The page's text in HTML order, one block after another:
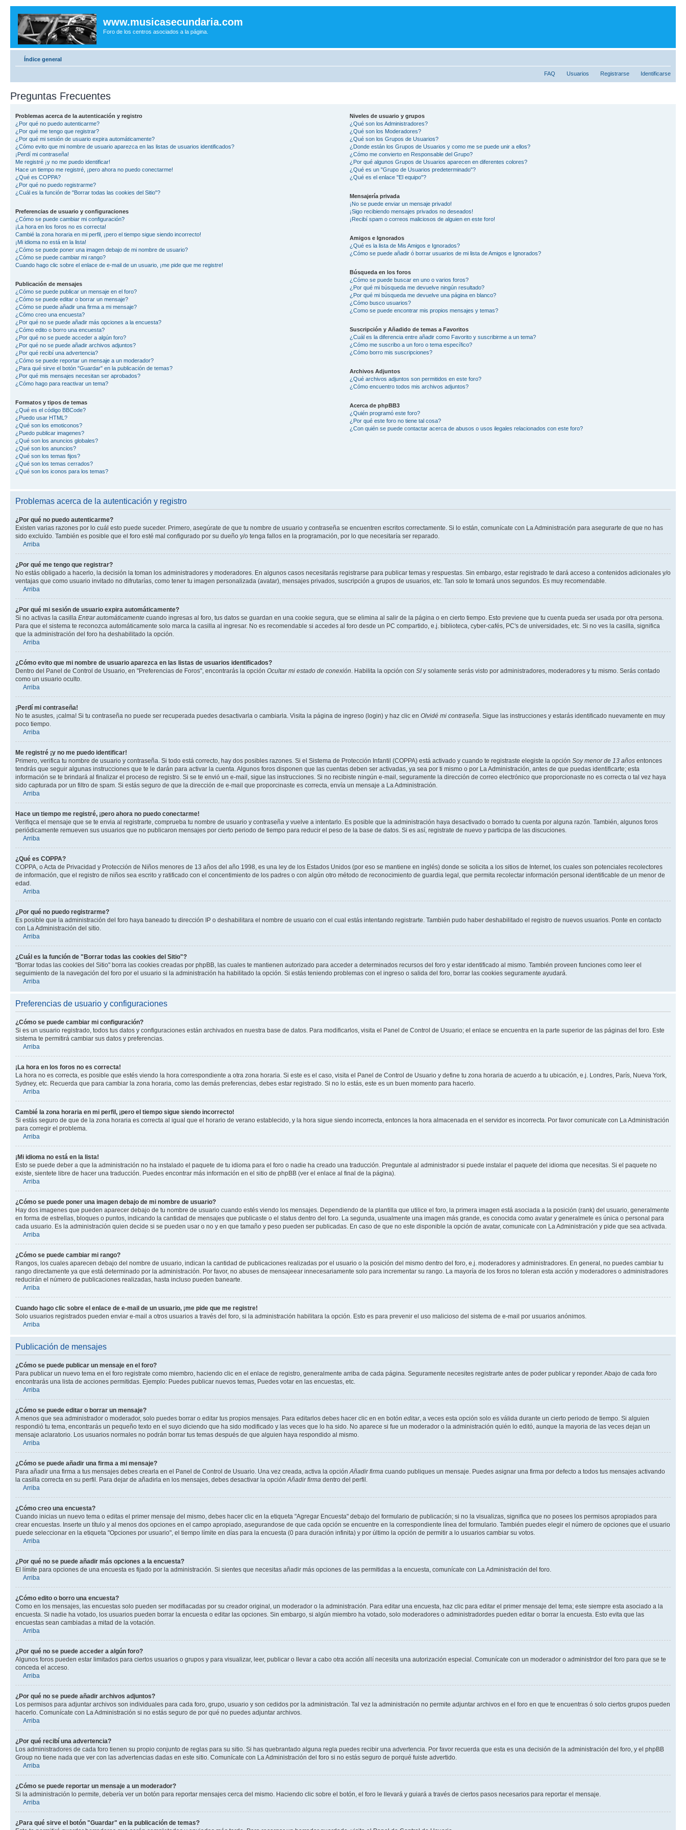
www.musicasecundaria.com
Foro de los centros asociados a la página.
Índice general
FAQ Usuarios Registrarse Identificarse
Preguntas Frecuentes
Problemas acerca de la autenticación y registro
¿Por qué no puedo autenticarme?
¿Por qué me tengo que registrar?
¿Por qué mi sesión de usuario expira automáticamente?
¿Cómo evito que mi nombre de usuario aparezca en las listas de usuarios identificados?
¡Perdí mi contraseña!
Me registré ¡y no me puedo identificar!
Hace un tiempo me registré, ¡pero ahora no puedo conectarme!
¿Qué es COPPA?
¿Por qué no puedo registrarme?
¿Cuál es la función de "Borrar todas las cookies del Sitio"?
Preferencias de usuario y configuraciones
¿Cómo se puede cambiar mi configuración?
¡La hora en los foros no es correcta!
Cambié la zona horaria en mi perfil, ¡pero el tiempo sigue siendo incorrecto!
¡Mi idioma no está en la lista!
¿Cómo se puede poner una imagen debajo de mi nombre de usuario?
¿Cómo se puede cambiar mi rango?
Cuando hago clic sobre el enlace de e-mail de un usuario, ¡me pide que me registre!
Publicación de mensajes
¿Cómo se puede publicar un mensaje en el foro?
¿Cómo se puede editar o borrar un mensaje?
¿Cómo se puede añadir una firma a mi mensaje?
¿Cómo creo una encuesta?
¿Por qué no se puede añadir más opciones a la encuesta?
¿Cómo edito o borro una encuesta?
¿Por qué no se puede acceder a algún foro?
¿Por qué no se puede añadir archivos adjuntos?
¿Por qué recibí una advertencia?
¿Cómo se puede reportar un mensaje a un moderador?
¿Para qué sirve el botón "Guardar" en la publicación de temas?
¿Por qué mis mensajes necesitan ser aprobados?
¿Cómo hago para reactivar un tema?
Formatos y tipos de temas
¿Qué es el código BBCode?
¿Puedo usar HTML?
¿Qué son los emoticonos?
¿Puedo publicar imagenes?
¿Qué son los anuncios globales?
¿Qué son los anuncios?
¿Qué son los temas fijos?
¿Qué son los temas cerrados?
¿Qué son los iconos para los temas?
Niveles de usuario y grupos
¿Qué son los Administradores?
¿Qué son los Moderadores?
¿Qué son los Grupos de Usuarios?
¿Donde están los Grupos de Usuarios y como me se puede unir a ellos?
¿Cómo me convierto en Responsable del Grupo?
¿Por qué algunos Grupos de Usuarios aparecen en diferentes colores?
¿Qué es un "Grupo de Usuarios predeterminado"?
¿Qué es el enlace "El equipo"?
Mensajería privada
¡No se puede enviar un mensaje privado!
¡Sigo recibiendo mensajes privados no deseados!
¡Recibí spam o correos maliciosos de alguien en este foro!
Amigos e Ignorados
¿Qué es la lista de Mis Amigos e Ignorados?
¿Cómo se puede añadir ó borrar usuarios de mi lista de Amigos e Ignorados?
Búsqueda en los foros
¿Cómo se puede buscar en uno o varios foros?
¿Por qué mi búsqueda me devuelve ningún resultado?
¿Por qué mi búsqueda me devuelve una página en blanco?
¿Cómo busco usuarios?
¿Como se puede encontrar mis propios mensajes y temas?
Suscripción y Añadido de temas a Favoritos
¿Cuál es la diferencia entre añadir como Favorito y suscribirme a un tema?
¿Cómo me suscribo a un foro o tema específico?
¿Cómo borro mis suscripciones?
Archivos Adjuntos
¿Qué archivos adjuntos son permitidos en este foro?
¿Cómo encuentro todos mis archivos adjuntos?
Acerca de phpBB3
¿Quién programó este foro?
¿Por qué este foro no tiene tal cosa?
¿Con quién se puede contactar acerca de abusos o usos ilegales relacionados con este foro?
Problemas acerca de la autenticación y registro
¿Por qué no puedo autenticarme?
Existen varias razones por lo cuál esto puede suceder. Primero, asegúrate de que tu nombre de usuario y contraseña se encuentren escritos correctamente. Si lo están, comunícate con La Administración para asegurarte de que no has
sido excluído. También es posible que el foro esté mal configurado por su dueño y/o tenga fallos en la programación, por lo que necesitaría ser reparado.
Arriba
¿Por qué me tengo que registrar?
No estás obligado a hacerlo, la decisión la toman los administradores y moderadores. En algunos casos necesitarás registrarse para publicar temas y respuestas. Sin embargo, estar registrado te dará acceso a contenidos adicionales y/o
ventajas que como usuario invitado no difrutarías, como tener tu imagen personalizada (avatar), mensajes privados, suscripción a grupos de usuarios, etc. Tan solo te tomará unos segundos. Es muy recomendable.
Arriba
¿Por qué mi sesión de usuario expira automáticamente?
Si no activas la casilla Entrar automáticamente cuando ingresas al foro, tus datos se guardan en una cookie segura, que se elimina al salir de la página o en cierto tiempo. Esto previene que tu cuenta pueda ser usada por otra persona.
Para que el sistema te reconozca automáticamente solo marca la casilla al ingresar. No es recomendable si accedes al foro desde un PC compartido, e.j. biblioteca, cyber-cafés, PC's de universidades, etc. Si no ves la casilla, significa
que la administración del foro ha deshabilitado la opción.
Arriba
¿Cómo evito que mi nombre de usuario aparezca en las listas de usuarios identificados?
Dentro del Panel de Control de Usuario, en "Preferencias de Foros", encontrarás la opción Ocultar mi estado de conexión. Habilita la opción con SI y solamente serás visto por administradores, moderadores y tu mismo. Serás contado
como un usuario oculto.
Arriba
¡Perdí mi contraseña!
No te asustes, ¡calma! Si tu contraseña no puede ser recuperada puedes desactivarla o cambiarla. Visita la página de ingreso (login) y haz clic en Olvidé mi contraseña. Sigue las instrucciones y estarás identificado nuevamente en muy
poco tiempo.
Arriba
Me registré ¡y no me puedo identificar!
Primero, verifica tu nombre de usuario y contraseña. Si todo está correcto, hay dos posibles razones. Si el Sistema de Protección Infantil (COPPA) está activado y cuando te registraste elegiste la opción Soy menor de 13 años entonces
tendrás que seguir algunas instrucciones que te le darán para activar la cuenta. Algunos foros disponen que las cuentas deben ser activadas, ya sea por ti mismo o por La Administración, antes de que puedas identificarte; esta
información se te brindará al finalizar el proceso de registro. Si se te envió un e-mail, sigue las instrucciones. Si no recibiste ningún e-mail, seguramente la dirección de correo electrónico que proporcionaste no es correcta o tal vez haya
sido capturada por un filtro de spam. Si estás seguro de que la dirección de e-mail que proporcinaste es correcta, envía un mensaje a La Administración.
Arriba
Hace un tiempo me registré, ¡pero ahora no puedo conectarme!
Verifiqca el mensaje que se te envia al registrarte, comprueba tu nombre de usuario y contraseña y vuelve a intentarlo. Es posible que la administración haya desactivado o borrado tu cuenta por alguna razón. También, algunos foros
periódicamente remueven sus usuarios que no publicaron mensajes por cierto periodo de tiempo para reducir el peso de la base de datos. Si es así, registrate de nuevo y participa de las discuciones.
Arriba
¿Qué es COPPA?
COPPA, o Acta de Privacidad y Protección de Niños menores de 13 años del año 1998, es una ley de los Estados Unidos (por eso se mantiene en inglés) donde se solicita a los sitios de Internet, los cuales son potenciales recolectores
de información, que el registro de niños sea escrito y ratificado con el concentimiento de los padres o con algún otro método de reconocimiento de guardia legal, que permita recolectar información personal identificable de un menor de
edad.
Arriba
¿Por qué no puedo registrarme?
Es posible que la administración del foro haya baneado tu dirección IP o deshabilitara el nombre de usuario con el cual estás intentando registrarte. También pudo haber deshabilitado el registro de nuevos usuarios. Ponte en contacto
con La Administración del sitio.
Arriba
¿Cuál es la función de "Borrar todas las cookies del Sitio"?
"Borrar todas las cookies del Sitio" borra las cookies creadas por phpBB, las cuales te mantienen autorizado para acceder a determinados recursos del foro y estar identificado al mismo. También proveen funciones como leer el
seguimiento de la navegación del foro por el usuario si la administración ha habilitado la opción. Si estás teniendo problemas con el ingreso o salida del foro, borrar las cookies seguramente ayudará.
Arriba
Preferencias de usuario y configuraciones
¿Cómo se puede cambiar mi configuración?
Si es un usuario registrado, todos tus datos y configuraciones están archivados en nuestra base de datos. Para modificarlos, visita el Panel de Control de Usuario; el enlace se encuentra en la parte superior de las páginas del foro. Este
sistema te permitirá cambiar sus datos y preferencias.
Arriba
¡La hora en los foros no es correcta!
La hora no es correcta, es posible que estés viendo la hora correspondiente a otra zona horaria. Si este es el caso, visita el Panel de Control de Usuario y define tu zona horaria de acuerdo a tu ubicación, e.j. Londres, París, Nueva York,
Sydney, etc. Recuerda que para cambiar la zona horaria, como las demás preferencias, debes estar registrado. Si no lo estás, este es un buen momento para hacerlo.
Arriba
Cambié la zona horaria en mi perfil, ¡pero el tiempo sigue siendo incorrecto!
Si estás seguro de que de la zona horaria es correcta al igual que el horario de verano establecido, y la hora sigue siendo incorrecta, entonces la hora almacenada en el servidor es incorrecta. Por favor comunicate con La Administración
para corregir el problema.
Arriba
¡Mi idioma no está en la lista!
Esto se puede deber a que la administración no ha instalado el paquete de tu idioma para el foro o nadie ha creado una traducción. Preguntale al administrador si puede instalar el paquete del idioma que necesitas. Si el paquete no
existe, sientete libre de hacer una traducción. Puedes encontrar más información en el sitio de phpBB (ver el enlace al final de la página).
Arriba
¿Cómo se puede poner una imagen debajo de mi nombre de usuario?
Hay dos imagenes que pueden aparecer debajo de tu nombre de usuario cuando estés viendo los mensajes. Dependiendo de la plantilla que utilice el foro, la primera imagen está asociada a la posición (rank) del usuario, generalmente
en forma de estrellas, bloques o puntos, indicando la cantidad de mensajes que publicaste o el status dentro del foro. La segunda, usualmente una imagen más grande, es conocida como avatar y generalmete es única o personal para
cada usuario. Es la administración quien decide si se pueden usar o no y en que tamaño y peso pueden ser publicadas. En caso de que no este disponible la opción de avatar, comunicate con La Administración y pide que sea activada.
Arriba
¿Cómo se puede cambiar mi rango?
Rangos, los cuales aparecen debajo del nombre de usuario, indican la cantidad de publicaciones realizadas por el usuario o la posición del mismo dentro del foro, e.j. moderadores y administradores. En general, no puedes cambiar tu
rango directamente ya que está determinado por la administración. Por favor, no abuses de mensajeear innecesariamente solo para incrementar su rango. La mayoría de los foros no toleran esta acción y moderadores o administradores
reducirán el número de publicaciones realizadas, hasta incluso pueden banearte.
Arriba
Cuando hago clic sobre el enlace de e-mail de un usuario, ¡me pide que me registre!
Solo usuarios registrados pueden enviar e-mail a otros usuarios a través del foro, si la administración habilitara la opción. Esto es para prevenir el uso malicioso del sistema de e-mail por usuarios anónimos.
Arriba
Publicación de mensajes
¿Cómo se puede publicar un mensaje en el foro?
Para publicar un nuevo tema en el foro registrate como miembro, haciendo clic en el enlace de registro, generalmente arriba de cada página. Seguramente necesites registrarte antes de poder publicar y reponder. Abajo de cada foro
encontrarás una lista de acciones permitidas. Ejemplo: Puedes publicar nuevos temas, Puedes votar en las encuestas, etc.
Arriba
¿Cómo se puede editar o borrar un mensaje?
A menos que sea administrador o moderador, solo puedes borrar o editar tus propios mensajes. Para editarlos debes hacer clic en en botón editar, a veces esta opción solo es válida durante un cierto periodo de tiempo. Si alguien
respondió tu tema, encontrarás un pequeño texto en el suyo diciendo que ha sido modificado y las veces que lo ha sido. No aparece si fue un moderador o la administración quién lo editó, aunque la mayoria de las veces dejan un
mensaje aclaratorio. Los usuarios normales no podrán borrar tus temas después de que alguien haya respondido al mismo.
Arriba
¿Cómo se puede añadir una firma a mi mensaje?
Para añadir una firma a tus mensajes debes crearla en el Panel de Control de Usuario. Una vez creada, activa la opciónAñadir firma cuando publiques un mensaje. Puedes asignar una firma por defecto a todos tus mensajes activando
la casilla correcta en su perfil. Para dejar de añadirla en los mensajes, debes desactivar la opciónAñadir firma dentro del perfil.
Arriba
¿Cómo creo una encuesta?
Cuando inicias un nuevo tema o editas el primer mensaje del mismo, debes hacer clic en la etiqueta "Agregar Encuesta" debajo del formulario de publicación; si no la visualizas, significa que no posees los permisos apropiados para
crear encuestas. Inserte un título y al menos dos opciones en el campo apropiado, asegurandose de que cada opción se encuentre en la correspondiente línea del formulario. También puedes elegir el número de opciones que el usuario
puede seleccionar en la etiqueta "Opciones por usuario", el tiempo límite en días para la encuesta (0 para duración infinita) y por último la opción de permitir a lo usuarios cambiar su votos.
Arriba
¿Por qué no se puede añadir más opciones a la encuesta?
El límite para opciones de una encuesta es fijado por la administración. Si sientes que necesitas añadir más opciones de las permitidas a la encuesta, comunícate con La Administración del foro.
Arriba
¿Cómo edito o borro una encuesta?
Como en los mensajes, las encuestas solo pueden ser modifiacadas por su creador original, un moderador o la administración. Para editar una encuesta, haz clic para editar el primer mensaje del tema; este siempre esta asociado a la
encuesta. Si nadie ha votado, los usuarios pueden borrar la encuesta o editar las opciones. Sin embargo, si algún miembro ha votado, solo moderadores o administradordes pueden editar o borrar la encuesta. Esto evita que las
encuestas sean cambiadas a mitad de la votación.
Arriba
¿Por qué no se puede acceder a algún foro?
Algunos foros pueden estar limitados para ciertos usuarios o grupos y para visualizar, leer, publicar o llevar a cabo otra acción allí necesita una autorización especial. Comunícate con un moderador o administrdor del foro para que se te
conceda el acceso.
Arriba
¿Por qué no se puede añadir archivos adjuntos?
Los permisos para adjuntar archivos son individuales para cada foro, grupo, usuario y son cedidos por la administración. Tal vez la administración no permite adjuntar archivos en el foro en que te encuentras ó solo ciertos grupos pueden
hacerlo. Comunícate con La Administración si no estás seguro de por qué no puedes adjuntar archivos.
Arriba
¿Por qué recibí una advertencia?
Los administradores de cada foro tienen su propio conjunto de reglas para su sitio. Si has quebrantado alguna regla puedes recibir una advertencia. Por favor recuerda que esta es una decisión de la administración del foro, y el phpBB
Group no tiene nada que ver con las advertencias dadas en este sitio. Comunícate con La Administración del foro si no estás seguro de porqué fuiste advertido.
Arriba
¿Cómo se puede reportar un mensaje a un moderador?
Si la administración lo permite, debería ver un botón para reportar mensajes cerca del mismo. Haciendo clic sobre el botón, el foro le llevará y guiará a través de ciertos pasos necesarios para reportar el mensaje.
Arriba
¿Para qué sirve el botón "Guardar" en la publicación de temas?